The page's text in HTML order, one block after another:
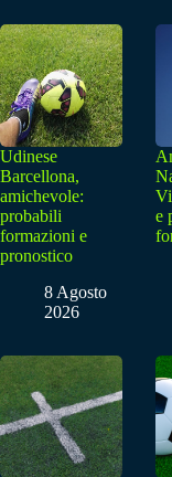
Udinese
Barcellona,
amichevole:
probabili
formazioni e
pronostico
8 Agosto
2026
e